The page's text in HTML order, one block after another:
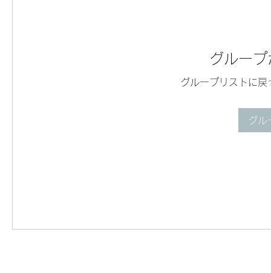
グルー
グループリストに
グル